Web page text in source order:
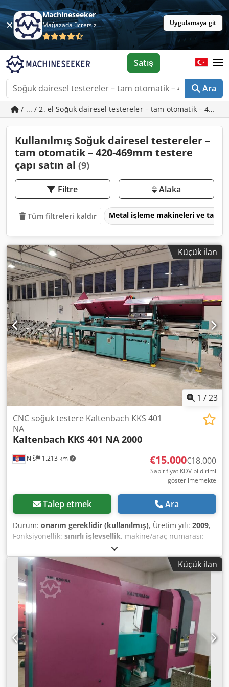
Machineseeker
Mağazada ücretsiz Uygulamaya git
Ara
Satış
/ ... / 2. el Soğuk dairesel testereler – tam otomatik – 420-
Kullanılmış Soğuk dairesel testereler –
tam otomatik – 420-469mm testere
çapı satın al (9)
Filtre Alaka
Tüm filtreleri kaldır Metal işleme makineleri ve
Küçük ilan
1 /23
Niš 1.213 km
CNC soğuk testere Kaltenbach KKS 401
NA
Kaltenbach KKS 401 NA 2000
€15.000€18.000
Sabit fiyat KDV bildirimi
gösterilmemekte
Talep etmek Ara
Durum: onarım gereklidir (kullanılmış), Üretim yılı: 2009,
Fonksiyonellik: sınırlı işlevsellik, makine/araç numarası:
450 mm
(maks.):160 mm, besleme uzunluğu X ekseni:2.000 mm,
45°'de yuvarlak çelik kesim aralığı:
150 mm, 90°'de
yuvarlak çelik kesme aralığı:150 mm
, giriş akımı türü:
trifaze , 45°'de kare çelik kesme aralığı:140 mm, 90°'de
kare çelik kesme aralığı:
140 mm, Saygın Kaltenbach
markasının KKS 401 NA 2000 model CNC soğuk kesme
testeresi. Birçok teknik bilgi mevcut, bu yüzden temel
bilgileri içeren birkaç fotoğraf ekledim, böylece testerenin
özelliklerine dair bir fikir edinebilirsiniz. Tekli besleyiciye
sahip (tek tek) 0-2000 mm ve tekrarlı kesim için 2000-9999
mm aralığında kesim yapabilen model. Otomatik sıfırlama
özelliği sayesinde kesime başlamadan önce konum
Küçük ilan